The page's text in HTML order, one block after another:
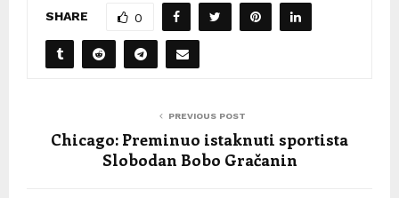
SHARE 0
PREVIOUS POST
Chicago: Preminuo istaknuti sportista
Slobodan Bobo Gračanin